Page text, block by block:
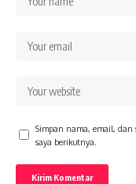
Simpan nama, email, dan
saya berikutnya.